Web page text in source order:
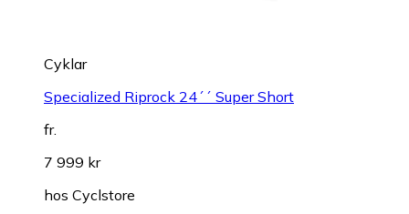
Cyklar
Specialized Riprock 24´´ Super Short
fr.
7 999 kr
hos Cyclstore